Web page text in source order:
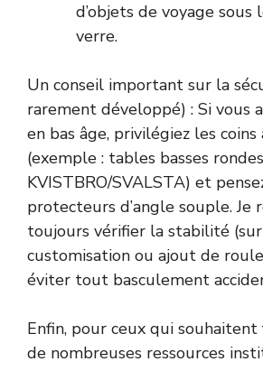
d’objets de voyage
verre.
Un conseil important sur la
rarement développé) : Si vous
en bas âge, privilégiez les coins
(exemple : tables basses
KVISTBRO/SVALSTA) et
protecteurs d’angle souple. Je
toujours vérifier la stabilité
customisation ou ajout de
éviter tout basculement
Enfin, pour ceux qui souhaitent
de nombreuses ressources